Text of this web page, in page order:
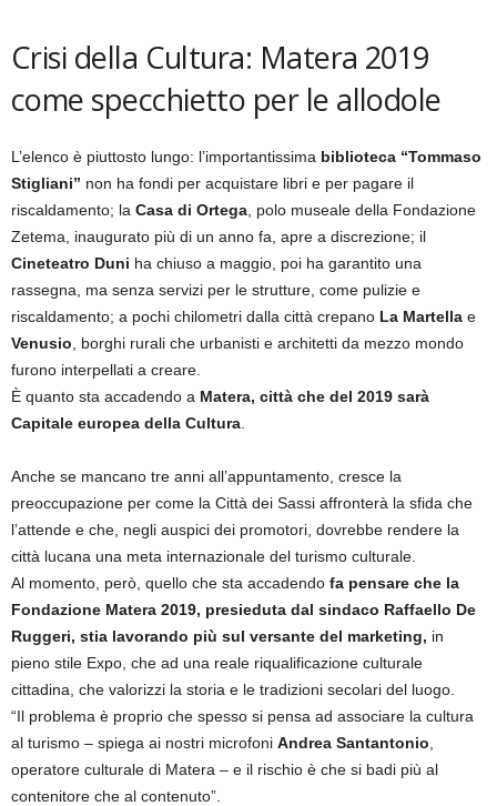
Crisi della Cultura: Matera 2019
come specchietto per le allodole
L’elenco è piuttosto lungo: l’importantissima biblioteca “Tommaso
Stigliani” non ha fondi per acquistare libri e per pagare il
riscaldamento; la Casa di Ortega , polo museale della Fondazione
Zetema, inaugurato più di un anno fa, apre a discrezione; il
Cineteatro Duni ha chiuso a maggio, poi ha garantito una
rassegna, ma senza servizi per le strutture, come pulizie e
riscaldamento; a pochi chilometri dalla città crepano La Martella e
Venusio , borghi rurali che urbanisti e architetti da mezzo mondo
furono interpellati a creare.
È quanto sta accadendo a Matera, città che del 2019 sarà
Capitale europea della Cultura
Anche se mancano tre anni all’appuntamento, cresce la
preoccupazione per come la Città dei Sassi affronterà la sfida che
l’attende e che, negli auspici dei promotori, dovrebbe rendere la
città lucana una meta internazionale del turismo culturale.
Al momento, però, quello che sta accadendo fa pensare che la
Fondazione Matera 2019, presieduta dal sindaco Raffaello De
Ruggeri, stia lavorando più sul versante del marketing, in
pieno stile Expo, che ad una reale riqualificazione culturale
cittadina, che valorizzi la storia e le tradizioni secolari del luogo.
“Il problema è proprio che spesso si pensa ad associare la cultura
al turismo – spiega ai nostri microfoni Andrea Santantonio
operatore culturale di Matera – e il rischio è che si badi più al
contenitore che al contenuto”.